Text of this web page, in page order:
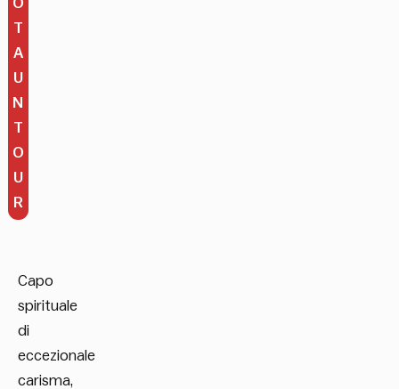
O
T
A
U
N
T
O
U
R
Capo
spirituale
di
eccezionale
carisma,